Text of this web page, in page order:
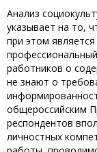
Анализ
указывает на то,
при этом
работников о
не знают о
общероссийским
респондентов
личностных